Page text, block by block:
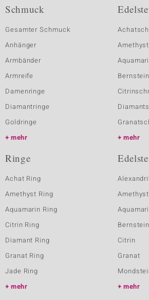
Schmuck
Gesamter Schmuck
Anhänger
Armbänder
Armreife
Damenringe
Diamantringe
Goldringe
mehr
mehr
Ringe
Achat Ring
Amethyst Ring
Aquamarin Ring
Citrin Ring
Diamant Ring
Granat Ring
Jade Ring
mehr
Amethyst
Bernstein
Citrin
Granat
mehr